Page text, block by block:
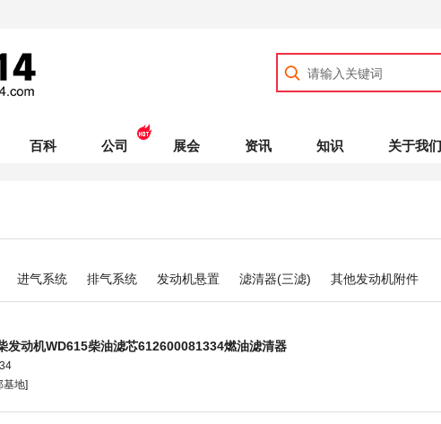
百科 公司 展会 资讯 知识 关于我们
进气系统 排气系统 发动机悬置 滤清器(三滤) 其他发动机附件
发动机WD615柴油滤芯612600081334燃油滤清器
基地]